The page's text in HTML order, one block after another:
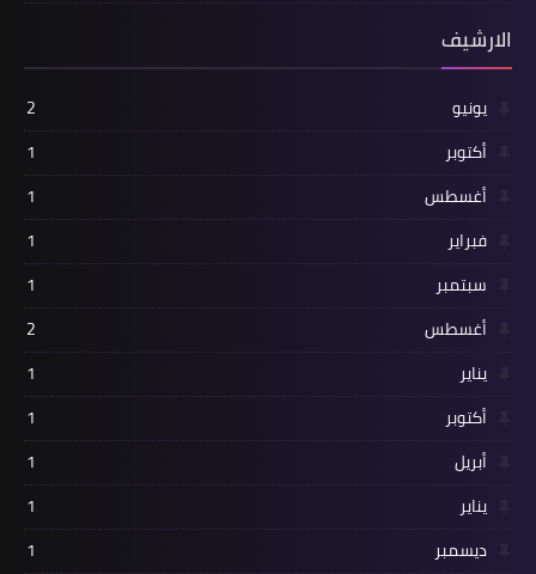
الارشيف
يونيو
2
أكتوبر
1
أغسطس
1
فبراير
1
سبتمبر
1
أغسطس
2
يناير
1
أكتوبر
1
أبريل
1
يناير
1
ديسمبر
1